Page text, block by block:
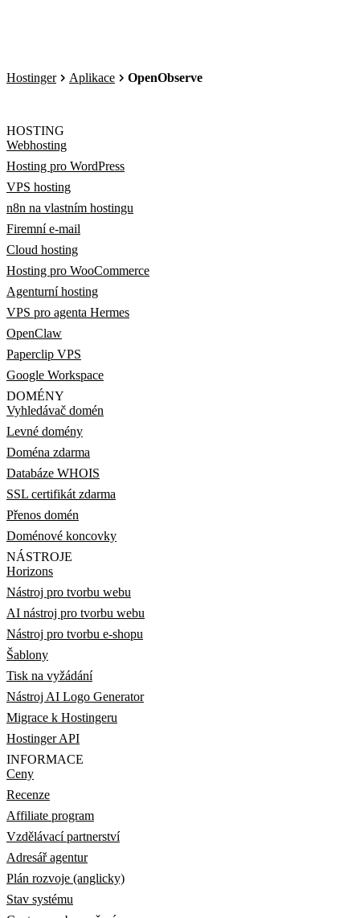
Hostinger Aplikace OpenObserve
HOSTING
Webhosting
Hosting pro WordPress
VPS hosting
n8n na vlastním hostingu
Firemní e-mail
Cloud hosting
Hosting pro WooCommerce
Agenturní hosting
VPS pro agenta Hermes
OpenClaw
Paperclip VPS
Google Workspace
DOMÉNY
Vyhledávač domén
Levné domény
Doména zdarma
Databáze WHOIS
SSL certifikát zdarma
Přenos domén
Doménové koncovky
NÁSTROJE
Horizons
Nástroj pro tvorbu webu
AI nástroj pro tvorbu webu
Nástroj pro tvorbu e-shopu
Šablony
Tisk na vyžádání
Nástroj AI Logo Generator
Migrace k Hostingeru
Hostinger API
INFORMACE
Ceny
Recenze
Affiliate program
Vzdělávací partnerství
Adresář agentur
Plán rozvoje (anglicky)
Stav systému